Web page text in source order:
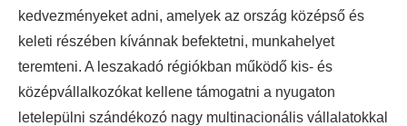
kedvezményeket adni, amelyek az ország középső és
keleti részében kívánnak befektetni, munkahelyet
teremteni. A leszakadó régiókban működő kis- és
középvállalkozókat kellene támogatni a nyugaton
letelepülni szándékozó nagy multinacionális vállalatokkal